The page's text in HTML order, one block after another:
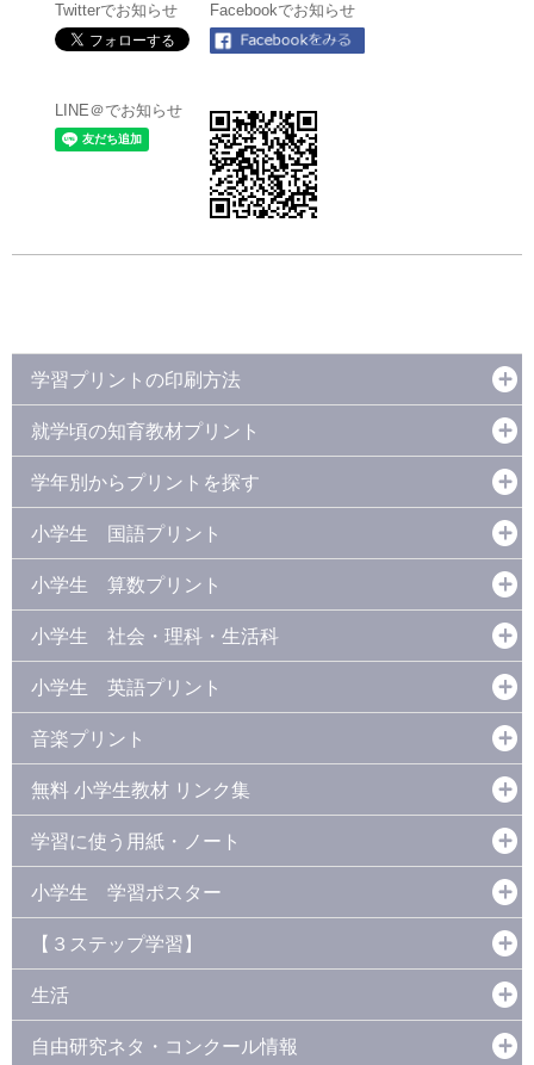
Twitterでお知らせ Facebookでお知らせ
LINE＠でお知らせ
学習プリントの印刷方法
就学頃の知育教材プリント
学年別からプリントを探す
小学生 国語プリント
小学生 算数プリント
小学生 社会・理科・生活科
小学生 英語プリント
音楽プリント
無料 小学生教材 リンク集
学習に使う用紙・ノート
小学生 学習ポスター
【３ステップ学習】
生活
自由研究ネタ・コンクール情報